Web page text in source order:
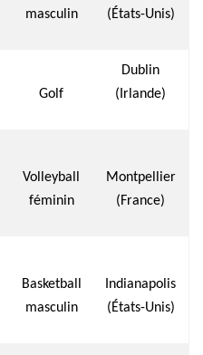
masculin
(États-Unis)
Golf
Dublin
(Irlande)
Volleyball
féminin
Montpellier
(France)
Basketball
masculin
Indianapolis
(États-Unis)